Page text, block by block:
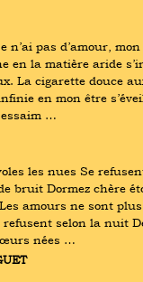
n’ai pas d’amour,
en la matière aride
La cigarette douce
en mon être
essaim …
les nues Se
bruit Dormez chère
amours ne sont
refusent selon la nuit
nées …